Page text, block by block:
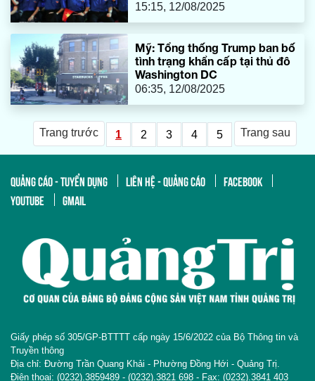
15:15, 12/08/2025
Mỹ: Tổng thống Trump ban bố
tình trạng khẩn cấp tại thủ đô
Washington DC
06:35, 12/08/2025
Trang trước 1 2 3 4 5 Trang sau
QUẢNG CÁO - TUYỂN DỤNG LIÊN HỆ - QUẢNG CÁO
FACEBOOK
YOUTUBE
GMAIL
Giấy phép số 305/GP-BTTTT cấp ngày 15/6/2022 của Bộ Thông tin và
Truyền thông
Địa chỉ: Đường Trần Quang Khải - Phường Đồng Hới - Quảng Trị.
Điện thoại: (0232).3859489 - (0232).3821 698 - Fax: (0232).3841 403